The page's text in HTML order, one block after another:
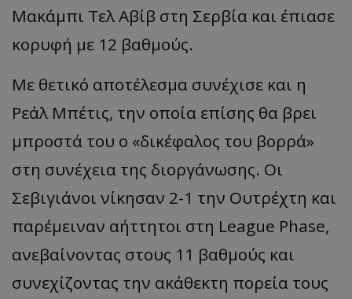
Μακάμπι Τελ Αβίβ στη Σερβία και έπιασε
κορυφή με 12 βαθμούς.
Με θετικό αποτέλεσμα συνέχισε και η
Ρεάλ Μπέτις, την οποία επίσης θα βρει
μπροστά του ο «δικέφαλος του βορρά»
στη συνέχεια της διοργάνωσης. Οι
Σεβιγιάνοι νίκησαν 2-1 την Ουτρέχτη και
παρέμειναν αήττητοι στη League Phase,
ανεβαίνοντας στους 11 βαθμούς και
συνεχίζοντας την ακάθεκτη πορεία τους